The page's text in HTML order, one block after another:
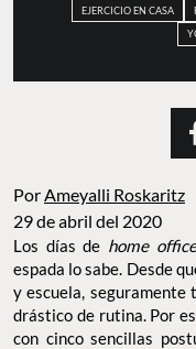
EJERCICIO EN CASA
Por Ameyalli Roskaritz
29 de abril del 2020
Los días de home office
espada lo sabe. Desde
y escuela,
drástico de rutina. Por
con cinco sencillas